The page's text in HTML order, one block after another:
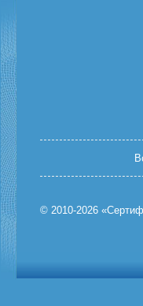
© 2010-2026